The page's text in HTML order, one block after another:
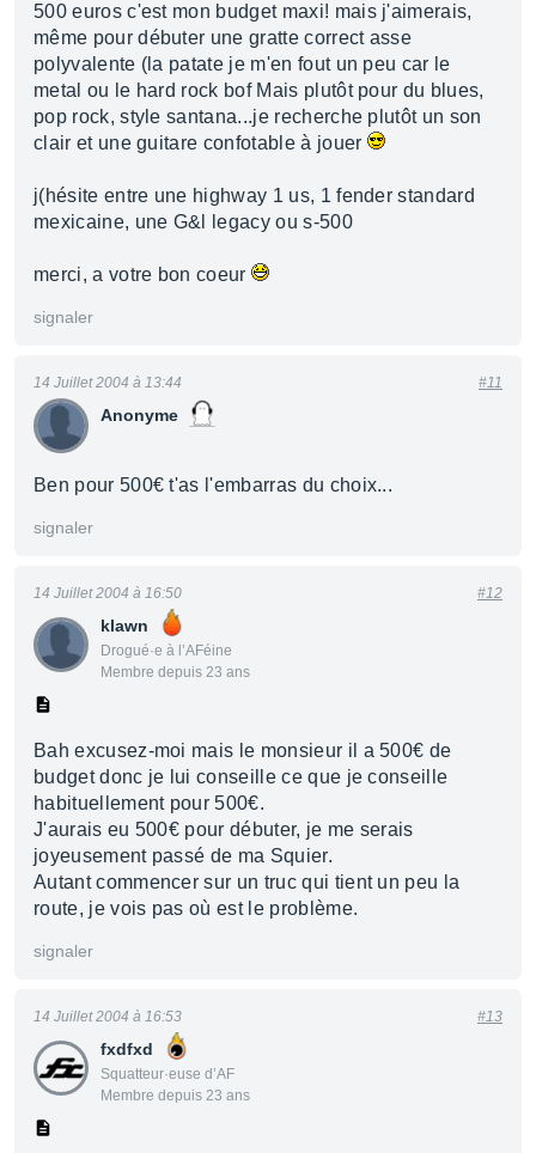
500 euros c'est mon budget maxi! mais j'aimerais,
même pour débuter une gratte correct asse
polyvalente (la patate je m'en fout un peu car le
metal ou le hard rock bof Mais plutôt pour du blues,
pop rock, style santana...je recherche plutôt un son
clair et une guitare confotable à jouer
j(hésite entre une highway 1 us, 1 fender standard
mexicaine, une G&l legacy ou s-500
merci, a votre bon coeur
signaler
Anonyme
14 Juillet 2004 à 13:44 #11
Ben pour 500€ t'as l'embarras du choix...
signaler
klawn
Drogué·e à l’AFéine
Membre depuis 23 ans
14 Juillet 2004 à 16:50 #12
Bah excusez-moi mais le monsieur il a 500€ de
budget donc je lui conseille ce que je conseille
habituellement pour 500€.
J'aurais eu 500€ pour débuter, je me serais
joyeusement passé de ma Squier.
Autant commencer sur un truc qui tient un peu la
route, je vois pas où est le problème.
signaler
fxdfxd
Squatteur·euse d’AF
Membre depuis 23 ans
14 Juillet 2004 à 16:53 #13